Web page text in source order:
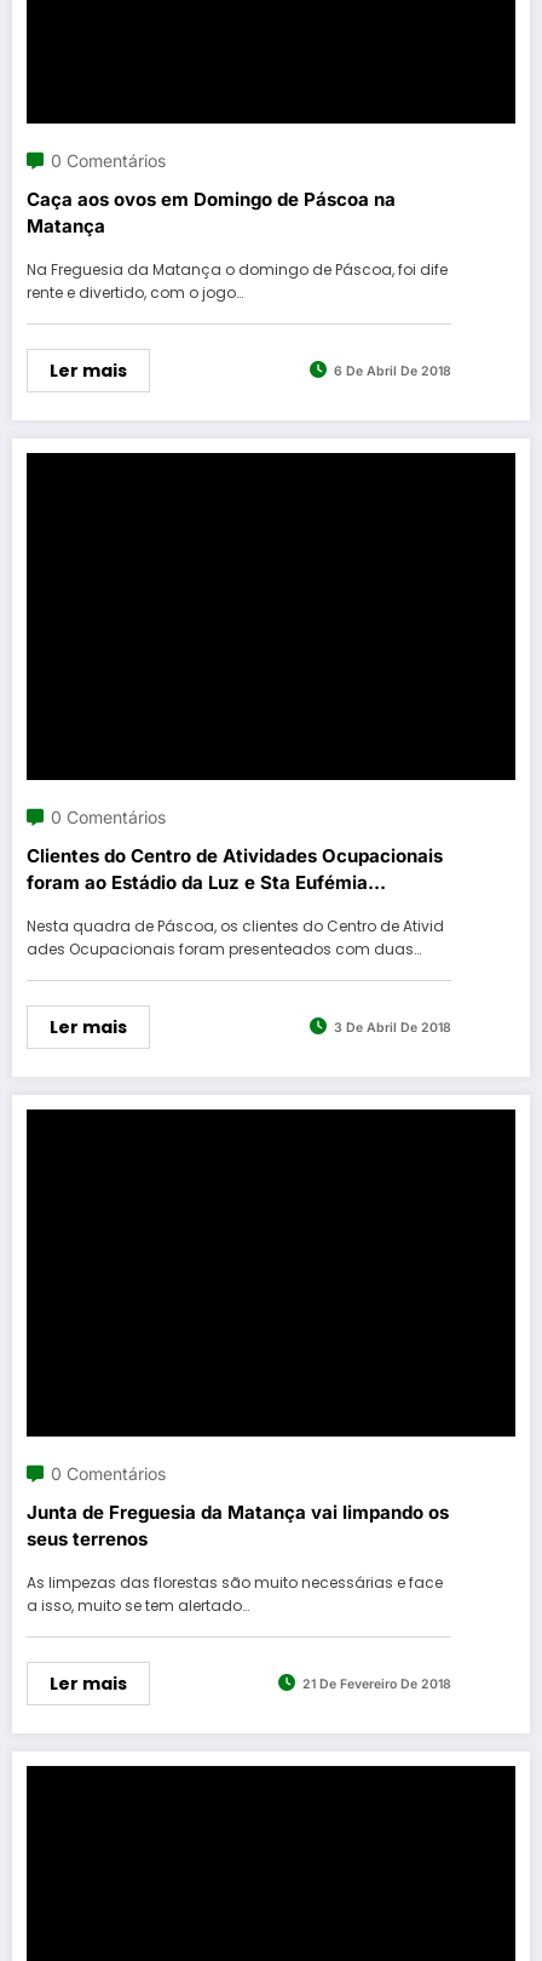
0 Comentários
Caça aos ovos em Domingo de Páscoa na
Matança
Na Freguesia da Matança o domingo de Páscoa, foi dife
rente e divertido, com o jogo…
Ler mais 6 De Abril De 2018
0 Comentários
Clientes do Centro de Atividades Ocupacionais
foram ao Estádio da Luz e Sta Eufémia
Nesta quadra de Páscoa, os clientes do Centro de Ativid
ades Ocupacionais foram presenteados com duas…
Ler mais 3 De Abril De 2018
0 Comentários
Junta de Freguesia da Matança vai limpando os
seus terrenos
As limpezas das florestas são muito necessárias e face
a isso, muito se tem alertado…
Ler mais 21 De Fevereiro De 2018